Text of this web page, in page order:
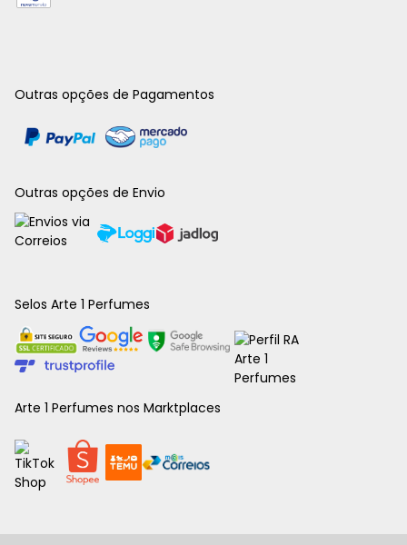
Outras opções de Pagamentos
Outras opções de Envio
Selos Arte 1 Perfumes
Arte 1 Perfumes nos Marktplaces